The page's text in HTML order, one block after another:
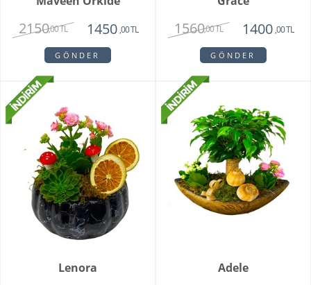
2150,00 TL 1450 ,00 TL
GÖNDER
1560,00 TL 1400 ,00 TL
GÖNDER
Lenora Adele